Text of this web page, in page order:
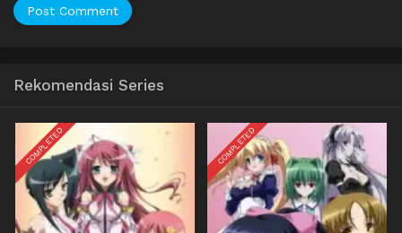
Rekomendasi Series
COMPLETED COMPLETED